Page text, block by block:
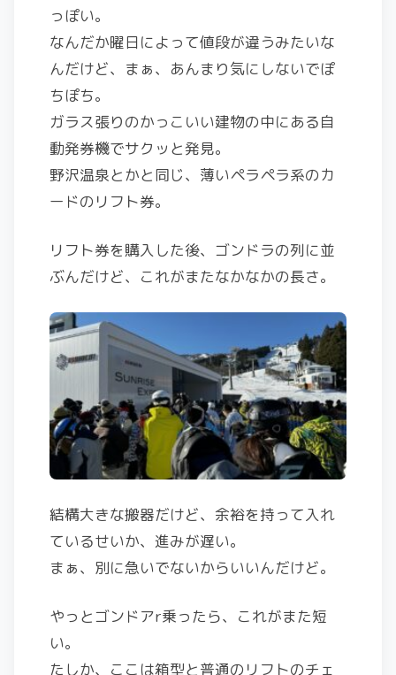
っぽい。
なんだか曜日によって値段が違うみたいな
んだけど、まぁ、あんまり気にしないでぽ
ちぽち。
ガラス張りのかっこいい建物の中にある自
動発券機でサクッと発見。
野沢温泉とかと同じ、薄いペラペラ系のカ
ードのリフト券。
リフト券を購入した後、ゴンドラの列に並
ぶんだけど、これがまたなかなかの長さ。
結構大きな搬器だけど、余裕を持って入れ
ているせいか、進みが遅い。
まぁ、別に急いでないからいいんだけど。
やっとゴンドアr乗ったら、これがまた短
い。
たしか、ここは箱型と普通のリフトのチェ